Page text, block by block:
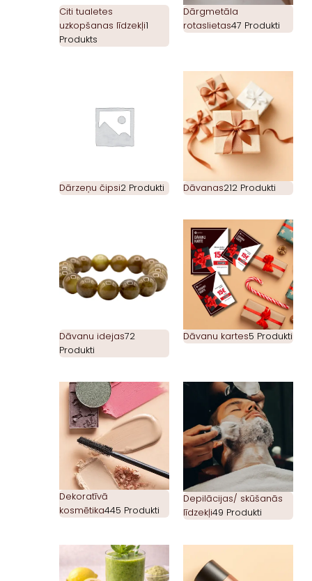
Citi tualetes
uzkopšanas līdzekļi1
Produkts
Dārgmetāla
rotaslietas47 Produkti
Dārzeņu čipsi2 Produkti Dāvanas212 Produkti
Dāvanu idejas72
Produkti
Dāvanu kartes5 Produkti
Dekoratīvā
kosmētika445 Produkti
Depilācijas/ skūšanās
līdzekļi49 Produkti